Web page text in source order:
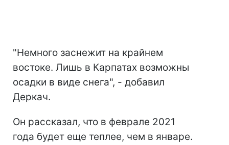
"Немного заснежит на крайнем
востоке. Лишь в Карпатах возможны
осадки в виде снега", - добавил
Деркач.
Он рассказал, что в феврале 2021
года будет еще теплее, чем в январе.